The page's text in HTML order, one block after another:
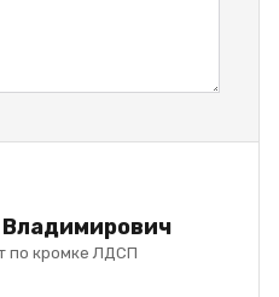
по кромке ЛДСП